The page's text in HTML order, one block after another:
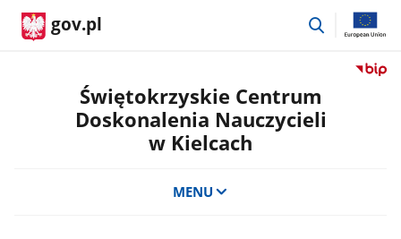
gov.pl
przejdź
Przejdź
Świętokrzyskie Centrum
Doskonalenia Nauczycieli
w Kielcach
MENU